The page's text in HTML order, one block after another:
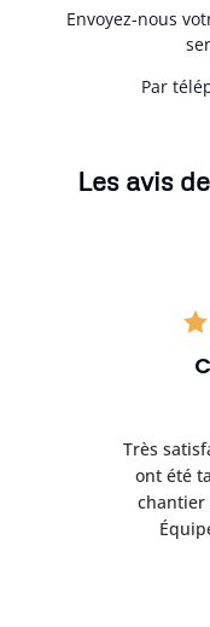
Envoyez-nous
Par
Les avis
Très
ont été
chantier